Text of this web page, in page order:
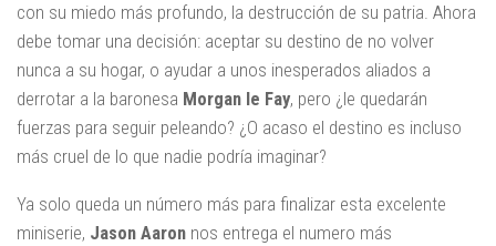
con su miedo más profundo, la destrucción de su patria. Ahora
debe tomar una decisión: aceptar su destino de no volver
nunca a su hogar, o ayudar a unos inesperados aliados a
derrotar a la baronesa Morgan le Fay, pero ¿le quedarán
fuerzas para seguir peleando? ¿O acaso el destino es incluso
más cruel de lo que nadie podría imaginar?
Ya solo queda un número más para finalizar esta excelente
miniserie, Jason Aaron nos entrega el numero más